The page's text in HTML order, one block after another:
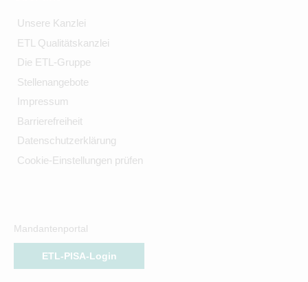
Unsere Kanzlei
ETL Qualitätskanzlei
Die ETL-Gruppe
Stellenangebote
Impressum
Barrierefreiheit
Datenschutzerklärung
Cookie-Einstellungen prüfen
Mandantenportal
ETL-PISA-Login